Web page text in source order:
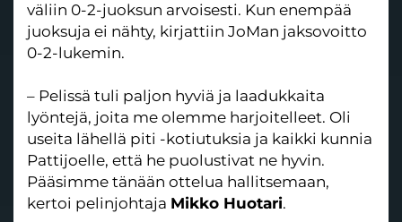
väliin 0-2-juoksun arvoisesti. Kun enempää
juoksuja ei nähty, kirjattiin JoMan jaksovoitto
0-2-lukemin.
– Pelissä tuli paljon hyviä ja laadukkaita
lyöntejä, joita me olemme harjoitelleet. Oli
useita lähellä piti -kotiutuksia ja kaikki kunnia
Pattijoelle, että he puolustivat ne hyvin.
Pääsimme tänään ottelua hallitsemaan,
kertoi pelinjohtaja Mikko Huotari.